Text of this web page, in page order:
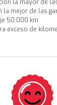
la mayor de
la mejor de las
50.000 km
exceso de